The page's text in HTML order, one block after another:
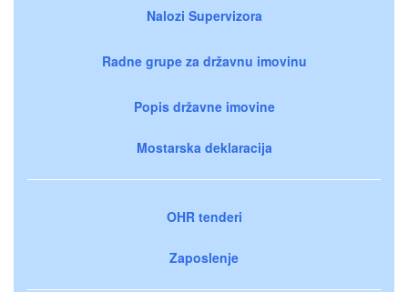
Nalozi Supervizora
Radne grupe za državnu imovinu
Popis državne imovine
Mostarska deklaracija
OHR tenderi
Zaposlenje